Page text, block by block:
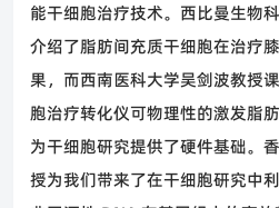
能干细胞治疗技术。西比曼生物
介绍了脂肪间充质干细胞在治疗
果，而西南医科大学吴剑波教授
胞治疗转化仪可物理性的激发脂
为干细胞研究提供了硬件基础。
授为我们带来了在干细胞研究中